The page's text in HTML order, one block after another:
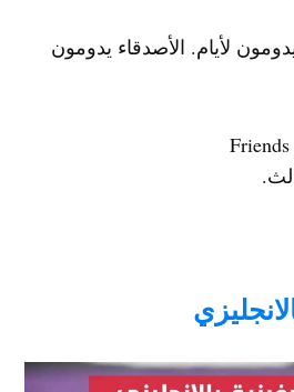
لأيام. الأصدقاء يدومون